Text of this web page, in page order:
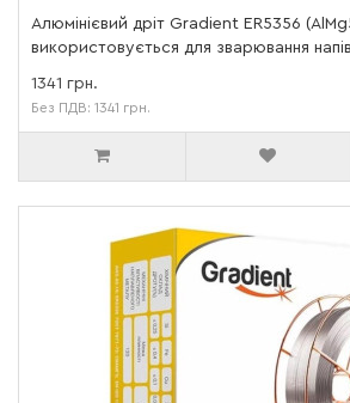
Алюмінієвий дріт Gradient ER5356
використовується для зварювання
1341 грн.
Без ПДВ: 1341 грн.